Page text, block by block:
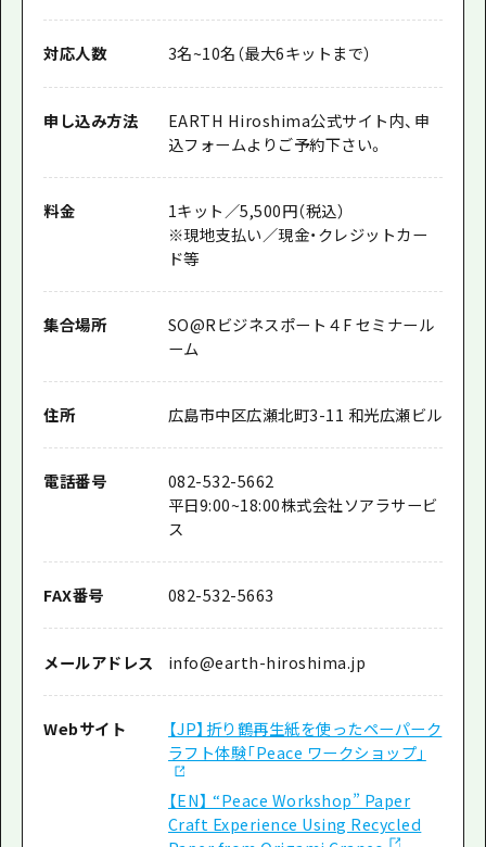
対応人数 3名~10名（最大6キットまで）
申し込み方法
EARTH Hiroshima公式サイト内、申
込フォームよりご予約下さい。
料金
1キット／5,500円（税込）
※現地支払い／現金・クレジットカー
ド等
集合場所
SO@Rビジネスポート４F セミナール
ーム
住所 広島市中区広瀬北町3-11 和光広瀬ビル
電話番号
082-532-5662
平日9:00~18:00株式会社ソアラサービ
ス
FAX番号 082-532-5663
メールアドレス info@earth-hiroshima.jp
Webサイト
【JP】折り鶴再生紙を使ったペーパーク
ラフト体験「Peace ワークショップ」
【EN】 “Peace Workshop” Paper
Craft Experience Using Recycled